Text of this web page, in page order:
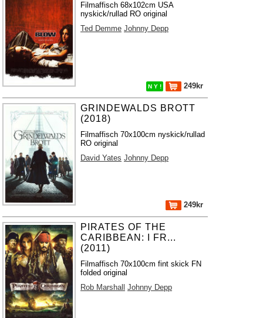
Filmaffisch 68x102cm USA
nyskick/rullad RO original
Ted Demme Johnny Depp
N Y ! 249kr
GRINDEWALDS BROTT
(2018)
Filmaffisch 70x100cm nyskick/rullad
RO original
David Yates Johnny Depp
249kr
PIRATES OF THE
CARIBBEAN: I FR...
(2011)
Filmaffisch 70x100cm fint skick FN
folded original
Rob Marshall
Johnny Depp